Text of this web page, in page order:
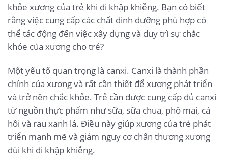
khỏe xương của trẻ khi đi khập khiễng. Bạn có biết
rằng việc cung cấp các chất dinh dưỡng phù hợp có
thể tác động đến việc xây dựng và duy trì sự chắc
khỏe của xương cho trẻ?
Một yếu tố quan trọng là canxi. Canxi là thành phần
chính của xương và rất cần thiết để xương phát triển
và trở nên chắc khỏe. Trẻ cần được cung cấp đủ canxi
từ nguồn thực phẩm như sữa, sữa chua, phô mai, cá
hồi và rau xanh lá. Điều này giúp xương của trẻ phát
triển mạnh mẽ và giảm nguy cơ chấn thương xương
đùi khi đi khập khiễng.